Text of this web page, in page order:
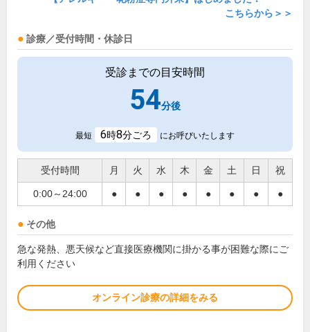
こちらから＞＞
診療／受付時間・休診日
受診までの目安時間
54分後
最短 6時8分ごろ にお呼びいたします
受付時間 月 火 水 木 金 土 日 祝
0:00～24:00 ● ● ● ● ● ● ● ●
その他
急な発熱、悪天候など直接医療機関に掛かる事が困難な際にご
利用ください
オンライン診療の詳細をみる